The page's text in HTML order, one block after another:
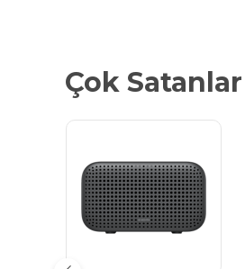
Çok Satanlar